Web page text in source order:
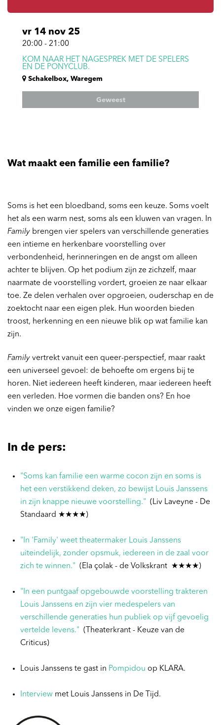
vr 14 nov 25
20:00 - 21:00
KOM NAAR HET NAGESPREK MET DE SPELERS
EN DE PONYCLUB.
Schakelbox, Waregem
Geweest
Wat maakt een familie een familie?
Soms is het een bloedband, soms een keuze. Soms voelt
het als een warm nest, soms als een kluwen van vragen. In
Family brengen vier spelers van verschillende generaties
een intieme en herkenbare voorstelling over
verbondenheid, herinneringen en de angst om alleen
achter te blijven. Op het podium zijn ze zichzelf, maar
naarmate de voorstelling vordert, groeien ze naar elkaar
toe. Ze delen verhalen over opgroeien, ouderschap en de
zoektocht naar een eigen plek. Hun woorden bieden
troost, herkenning en een nieuwe blik op wat familie kan
zijn.
Family vertrekt vanuit een queer-perspectief, maar raakt
een universeel gevoel: de behoefte om ergens bij te
horen. Niet iedereen heeft kinderen, maar iedereen heeft
een verleden. Hoe vormen die banden ons? En hoe
vinden we onze eigen familie?
In de pers:
"Soms kan familie een warme cocon zijn en soms is
het een verstikkend deken, zo bewijst Louis Janssens
in zijn knappe nieuwe voorstelling." (Liv Laveyne - De
Standaard ★★★★)
"In 'Family' weet theatermaker Louis Janssens
uiteindelijk, zonder opsmuk, iedereen in de zaal voor
zich te winnen." (Ela çolak - de Volkskrant ★★★★)
"In een puntgaaf opgebouwde voorstelling trakteren
Louis Janssens en zijn vier medespelers van
verschillende generaties hun publiek op vijf gevoelig
vertelde levens." (Theaterkrant - Keuze van de
Criticus)
Louis Janssens te gast in Pompidou op KLARA.
Interview met Louis Janssens in De Tijd.